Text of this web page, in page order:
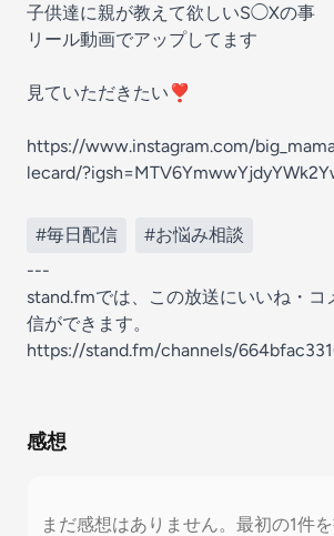
子供達に親が教えて欲しいS◯Xの事
リール動画でアップしてます
見ていただきたい❣️
https://www.instagram.com/
lecard/
#毎日配信
#お悩み相談
---
stand.fmでは、この放送にいいね・コ
信ができます。
https://stand.fm/channels/
感想
まだ感想はありません。最初の1件